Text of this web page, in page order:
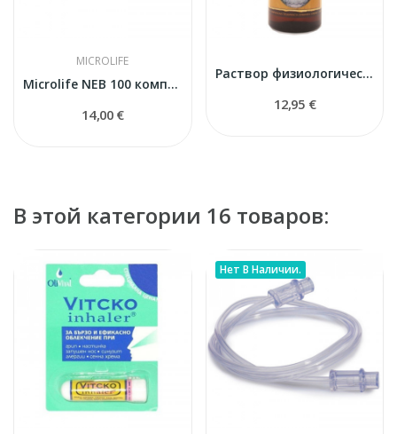
MICROLIFE
Microlife NEB 100 комплект для ингалятора
14,00 €
Раствор физиологический для гигиены носа 950 ml
12,95 €
В этой категории 16 товаров:
Нет В Наличии.